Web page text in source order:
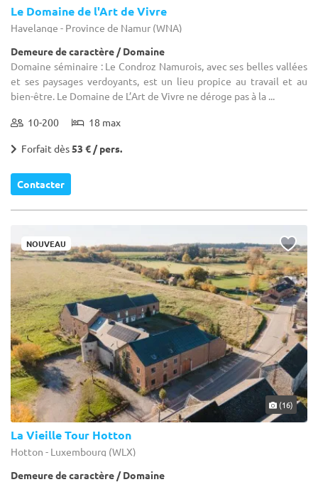
Le Domaine de l'Art de Vivre
Havelange - Province de Namur (WNA)
Demeure de caractère / Domaine
Domaine séminaire : Le Condroz Namurois, avec ses belles vallées
et ses paysages verdoyants, est un lieu propice au travail et au
bien-être. Le Domaine de L’Art de Vivre ne déroge pas à la ...
10-200 18 max
Forfait dès53 € / pers.
Contacter
NOUVEAU
(16)
La Vieille Tour Hotton
Hotton - Luxembourg (WLX)
Demeure de caractère / Domaine